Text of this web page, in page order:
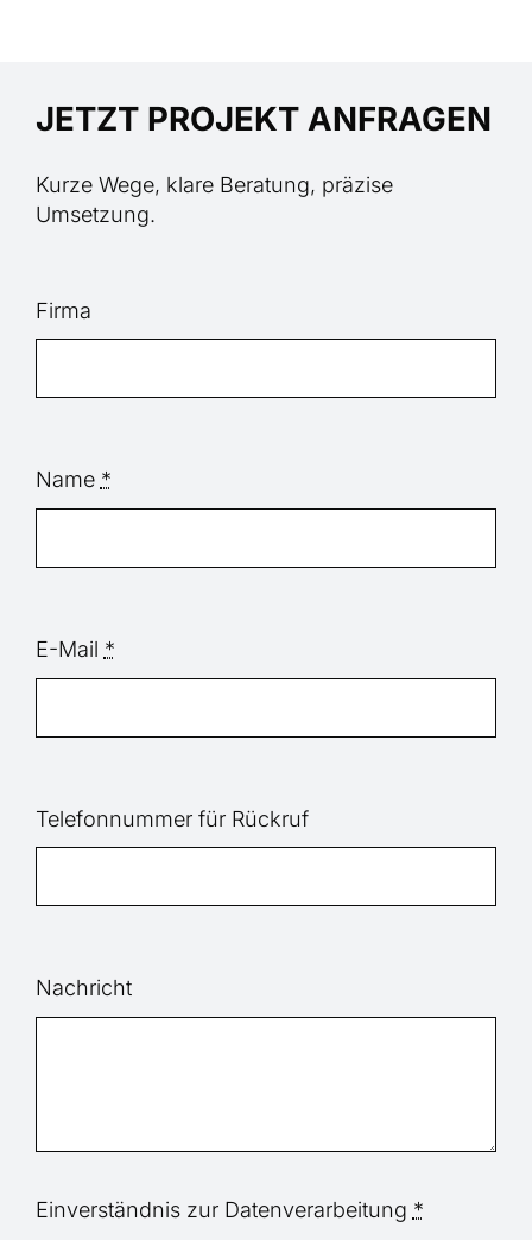
JETZT PROJEKT ANFRAGEN
Kurze Wege, klare Beratung, präzise
Umsetzung.
Firma
Name *
E-Mail *
Telefonnummer für Rückruf
Nachricht
Einverständnis zur Datenverarbeitung *